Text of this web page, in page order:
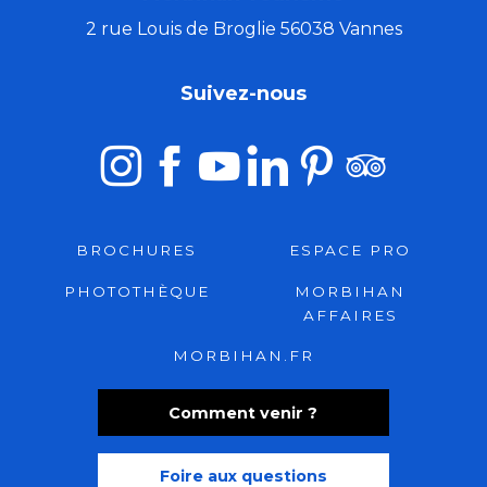
2 rue Louis de Broglie 56038 Vannes
Comment venir ?
Foire aux questions
Suivez-nous
BROCHURES ESPACE PRO
PHOTOTHÈQUE
MORBIHAN
AFFAIRES
MORBIHAN.FR